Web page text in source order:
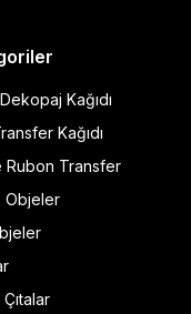
Kağıdı
Kağıdı
Rubon Transfer
Objeler